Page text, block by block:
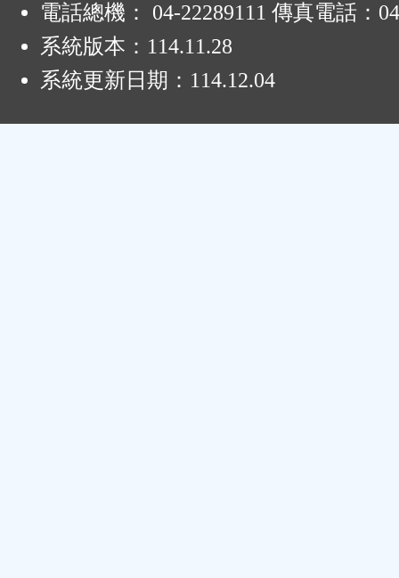
電話總機： 04-22289111 傳真電話：
系統版本： 114.11.28
系統更新日期： 114.12.04